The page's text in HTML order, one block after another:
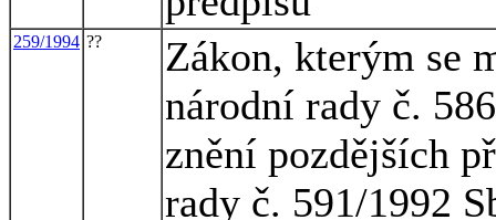
259/1994 ??
Zákon, kterým se
národní rady č.
znění pozdějších
rady č. 591/1992